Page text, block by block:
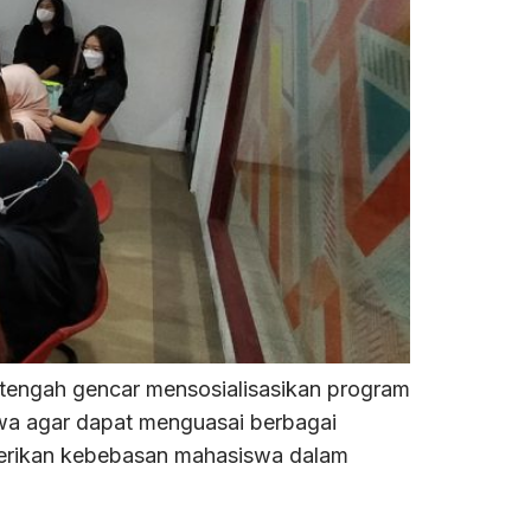
gencar mensosialisasikan program
agar dapat menguasai berbagai
kebebasan mahasiswa dalam